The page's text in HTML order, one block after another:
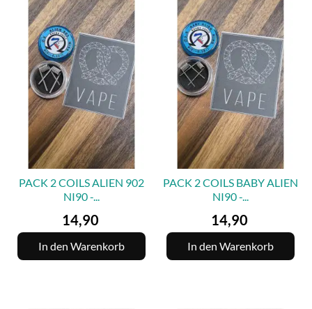
PACK 2 COILS ALIEN 902
NI90 -...
Preis
14,90
In den Warenkorb
PACK 2 COILS BABY ALIEN
NI90 -...
Preis
14,90
In den Warenkorb